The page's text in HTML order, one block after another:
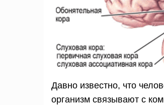
Давно известно, что
организм связывают с